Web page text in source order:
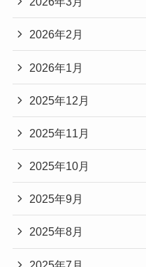
2026年2月
2026年1月
2025年12月
2025年11月
2025年10月
2025年9月
2025年8月